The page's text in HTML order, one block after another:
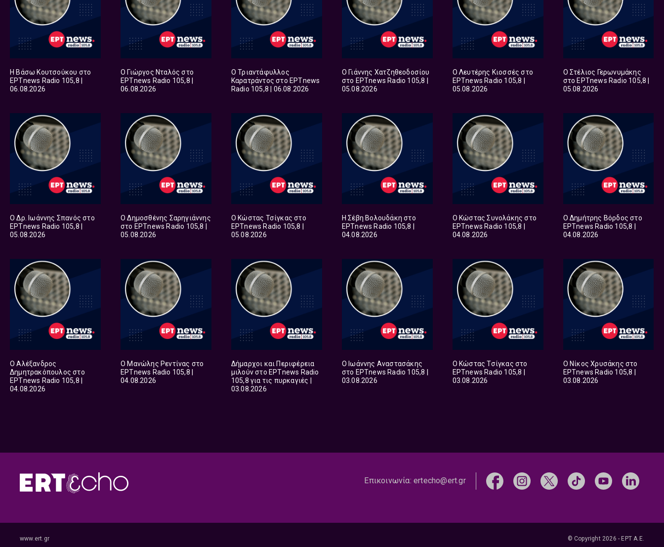
Η Βάσω Κουτσούκου στο
ΕΡΤnews Radio 105,8 |
06.08.2026
Ο Γιώργος Νταλός στο
ΕΡΤnews Radio 105,8 |
06.08.2026
Ο Τριαντάφυλλος
Καρατράντος στο ΕΡΤnews
Radio 105,8 | 06.08.2026
Ο Γιάννης Χατζηθεοδοσίου
στο ΕΡΤnews Radio 105,8 |
05.08.2026
Ο Λευτέρης Κιοσσές στο
ΕΡΤnews Radio 105,8 |
05.08.2026
Ο Στέλιος Γερωνυμάκης
στο ΕΡΤnews Radio 105,8 |
05.08.2026
Ο Δρ. Ιωάννης Σπανός στο
ΕΡΤnews Radio 105,8 |
05.08.2026
Ο Δημοσθένης Σαρηγιάννης
στο ΕΡΤnews Radio 105,8 |
05.08.2026
Ο Κώστας Τσίγκας στο
ΕΡΤnews Radio 105,8 |
05.08.2026
Η Σέβη Βολουδάκη στο
ΕΡΤnews Radio 105,8 |
04.08.2026
Ο Κώστας Συνολάκης στο
ΕΡΤnews Radio 105,8 |
04.08.2026
Ο Δημήτρης Βόρδος στο
ΕΡΤnews Radio 105,8 |
04.08.2026
Ο Αλέξανδρος
Δημητρακόπουλος στο
ΕΡΤnews Radio 105,8 |
04.08.2026
Ο Μανώλης Ρεντίνας στο
ΕΡΤnews Radio 105,8 |
04.08.2026
Δήμαρχοι και Περιφέρεια
μιλούν στο ΕΡΤnews Radio
105,8 για τις πυρκαγιές |
03.08.2026
Ο Ιωάννης Αναστασάκης
στο ΕΡΤnews Radio 105,8 |
03.08.2026
Ο Κώστας Τσίγκας στο
ΕΡΤnews Radio 105,8 |
03.08.2026
Ο Νίκος Χρυσάκης στο
ΕΡΤnews Radio 105,8 |
03.08.2026
Επικοινωνία:ertecho@ert.gr
www.ert.gr © Copyright 2026 - ΕΡΤ Α.Ε.